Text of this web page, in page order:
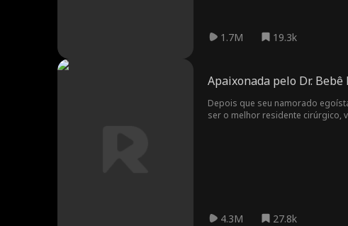
1.7M 19.3k
Apaixonada pelo Dr. Bebê
Depois que seu namorado
ser o melhor residente cirúrgico,
4.3M 27.8k